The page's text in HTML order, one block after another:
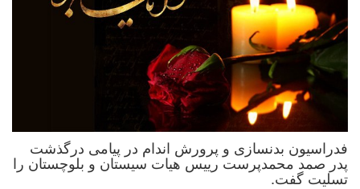
فدراسیون بدنسازی و پرورش اندام در پیامی درگذشت
پدر صمد محمدپرست رییس هیات سیستان و بلوچستان را
تسلیت گفت.